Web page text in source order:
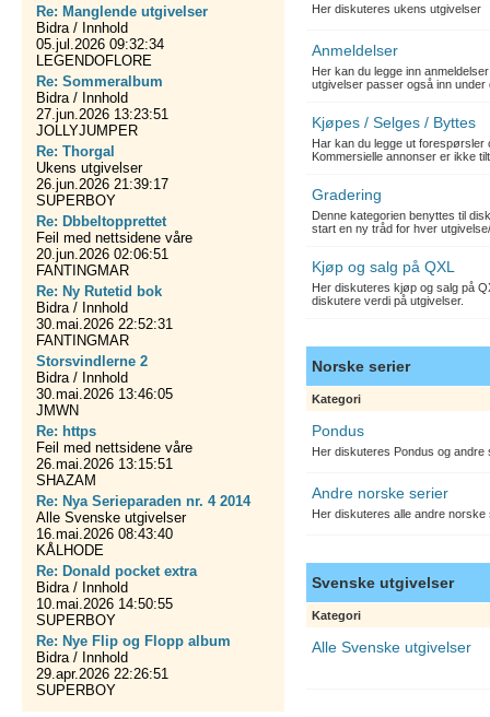
Re: Manglende utgivelser
Bidra / Innhold
05.jul.2026 09:32:34
LEGENDOFLORE
Re: Sommeralbum
Bidra / Innhold
27.jun.2026 13:23:51
JOLLYJUMPER
Re: Thorgal
Ukens utgivelser
26.jun.2026 21:39:17
SUPERBOY
Re: Dbbeltopprettet
Feil med nettsidene våre
20.jun.2026 02:06:51
FANTINGMAR
Re: Ny Rutetid bok
Bidra / Innhold
30.mai.2026 22:52:31
FANTINGMAR
Storsvindlerne 2
Bidra / Innhold
30.mai.2026 13:46:05
JMWN
Re: https
Feil med nettsidene våre
26.mai.2026 13:15:51
SHAZAM
Re: Nya Serieparaden nr. 4 2014
Alle Svenske utgivelser
16.mai.2026 08:43:40
KÅLHODE
Re: Donald pocket extra
Bidra / Innhold
10.mai.2026 14:50:55
SUPERBOY
Re: Nye Flip og Flopp album
Bidra / Innhold
29.apr.2026 22:26:51
SUPERBOY
Her diskuteres ukens utgivelser
Anmeldelser
Her kan du legge inn
utgivelser passer også inn under
Kjøpes / Selges / Byttes
Har kan du legge ut forespørsler
Kommersielle annonser er ikke
Gradering
Denne kategorien benyttes til
start en ny tråd for hver
Kjøp og salg på QXL
Her diskuteres kjøp og salg på
diskutere verdi på utgivelser.
Norske serier
Kategori
Pondus
Her diskuteres Pondus og
Andre norske serier
Her diskuteres alle andre
Svenske utgivelser
Kategori
Alle Svenske utgivelser